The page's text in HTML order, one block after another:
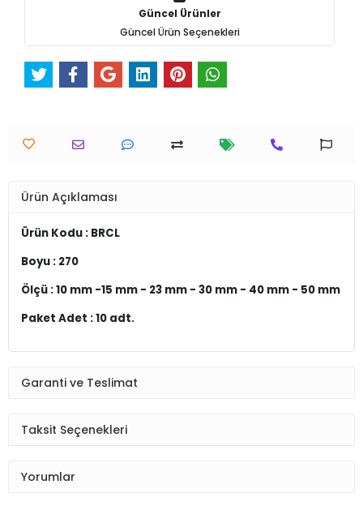
Güncel Ürünler
Güncel Ürün Seçenekleri
Ürün Açıklaması
Ürün Kodu : BRCL
Boyu : 270
Ölçü : 10 mm -15 mm - 23 mm - 30 mm - 40 mm - 50 mm
Paket Adet : 10 adt.
Garanti ve Teslimat
Taksit Seçenekleri
Yorumlar